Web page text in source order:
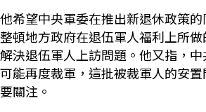
他希望中央軍委在推出新退休政策
整頓地方政府在退伍軍人福利上所
解決退伍軍人上訪問題。他又指，
可能再度裁軍，這批被裁軍人的安
要關注。